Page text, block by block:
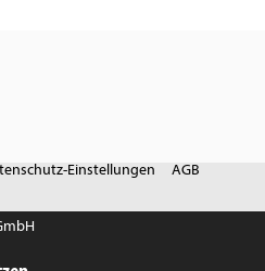
Einstellungen AGB